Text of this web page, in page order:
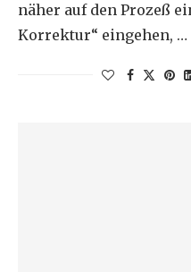
näher auf den Prozeß
Korrektur“ eingehen, …